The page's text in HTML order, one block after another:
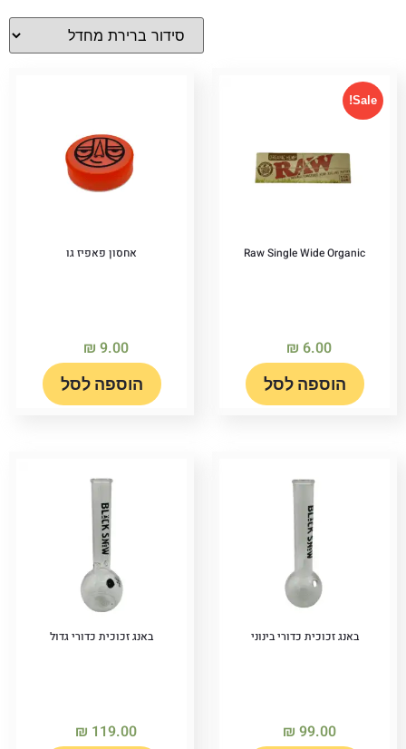
Sale!
Raw Single Wide Organic
₪ 6.00
הוספה לסל
אחסון פאפיז גו
₪ 9.00
הוספה לסל
באנג זכוכית כדורי בינוני
₪ 99.00
באנג זכוכית כדורי גדול
₪ 119.00